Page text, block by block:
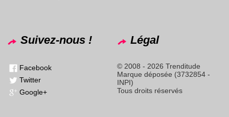
Suivez-nous !
Facebook
Twitter
Google+
Légal
© 2008 - 2026 Trenditude
Marque déposée (3732854 -
INPI)
Tous droits réservés